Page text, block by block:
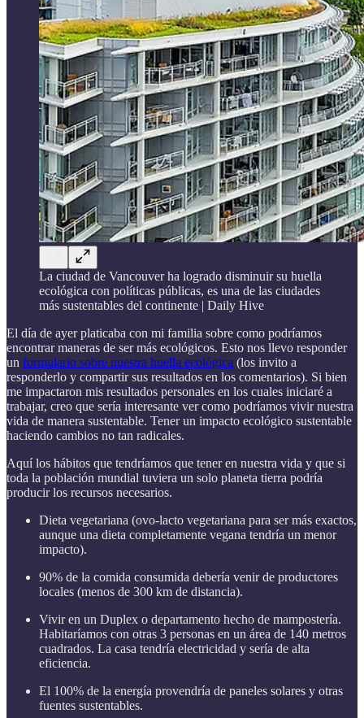
La ciudad de Vancouver ha logrado disminuir su huella
ecológica con políticas públicas, es una de las ciudades
más sustentables del continente | Daily Hive
El día de ayer platicaba con mi familia sobre como podríamos
encontrar maneras de ser más ecológicos. Esto nos llevo responder
un formulario sobre nuestra huella ecológica (los invito a
responderlo y compartir sus resultados en los comentarios). Si bien
me impactaron mis resultados personales en los cuales iniciaré a
trabajar, creo que sería interesante ver como podríamos vivir nuestra
vida de manera sustentable. Tener un impacto ecológico sustentable
haciendo cambios no tan radicales.
Aquí los hábitos que tendríamos que tener en nuestra vida y que si
toda la población mundial tuviera un solo planeta tierra podría
producir los recursos necesarios.
Dieta vegetariana (ovo-lacto vegetariana para ser más exactos,
aunque una dieta completamente vegana tendría un menor
impacto).
90% de la comida consumida debería venir de productores
locales (menos de 300 km de distancia).
Vivir en un Duplex o departamento hecho de mampostería.
Habitaríamos con otras 3 personas en un área de 140 metros
cuadrados. La casa tendría electricidad y sería de alta
eficiencia.
El 100% de la energía provendría de paneles solares y otras
fuentes sustentables.